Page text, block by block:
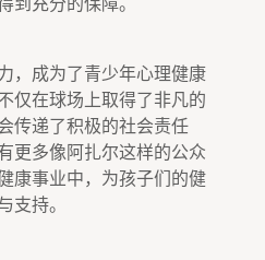
，成为了青少年心理健康
仅在球场上取得了非凡的
传递了积极的社会责任
更多像阿扎尔这样的公众
康事业中，为孩子们的健
支持。